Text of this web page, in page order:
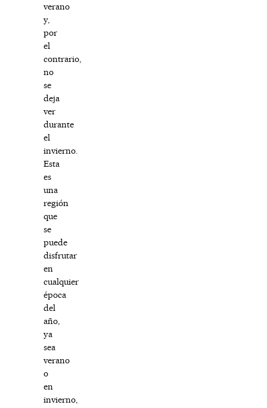
verano
y,
por
el
contrario,
no
se
deja
ver
durante
el
invierno.
Esta
es
una
región
que
se
puede
disfrutar
en
cualquier
época
del
año,
ya
sea
verano
o
en
invierno,